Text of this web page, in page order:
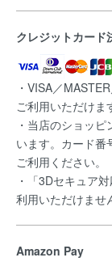
クレジットカード
・VISA／
ご利用いただけま
・当店のショッ
います。カード番
ご利用ください。
・「3Dセキュア
利用いただけませ
Amazon Pay